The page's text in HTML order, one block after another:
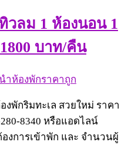
ลม 1 ห้องนอน 1
บาท/คืน
ำห้องพักราคาถูก
งพักริมทะเล สวยใหม่ ราคา
8340 หรือแอดไลน์
งการเข้าพัก และ จำนวนผู้